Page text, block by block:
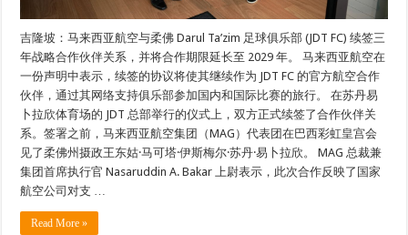
吉隆坡：马来西亚航空与柔佛 Darul Ta’zim 足球俱乐部 (JDT FC) 续签三
年战略合作伙伴关系，并将合作期限延长至 2029 年。 马来西亚航空在
一份声明中表示，续签的协议将使其继续作为 JDT FC 的官方航空合作
伙伴，通过其网络支持俱乐部参加国内和国际比赛的旅行。 在苏丹易
卜拉欣体育场的 JDT 总部举行的仪式上，双方正式续签了合作伙伴关
系。签署之前，马来西亚航空集团（MAG）代表团在巴西彩虹皇宫会
见了柔佛州摄政王东姑·马可塔·伊斯梅尔·苏丹·易卜拉欣。 MAG 总裁兼
集团首席执行官 Nasaruddin A. Bakar 上尉表示，此次合作反映了国家
航空公司对支 …
Read More »